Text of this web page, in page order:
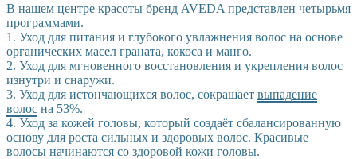
В нашем центре красоты бренд AVEDA представлен четырьмя
программами.
1. Уход для питания и глубокого увлажнения волос на основе
органических масел граната, кокоса и манго.
2. Уход для мгновенного восстановления и укрепления волос
изнутри и снаружи.
3. Уход для истончающихся волос, сокращает выпадение
волос на 53%.
4. Уход за кожей головы, который создаёт сбалансированную
основу для роста сильных и здоровых волос. Красивые
волосы начинаются со здоровой кожи головы.